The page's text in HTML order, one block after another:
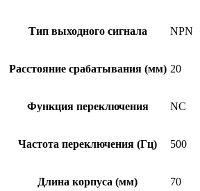
Тип выходного сигнала NPN
Расстояние срабатывания (мм) 20
Функция переключения NC
Частота переключения (Гц) 500
Длина корпуса (мм) 70